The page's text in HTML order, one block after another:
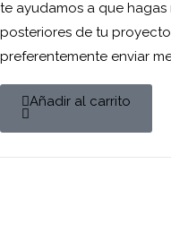
te ayudamos a que
posteriores de tu
preferentemente enviar
Añadir al carrito